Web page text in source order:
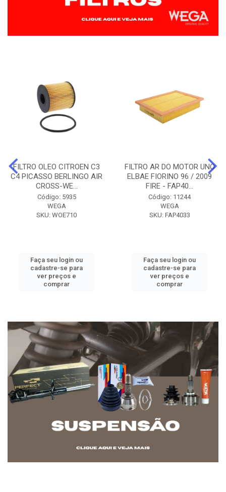
FILTRO OLEO CITROEN C3
C4 PICASSO BERLINGO AIR
CROSS-WE...
Código: 5935
WEGA
SKU: WOE710
Faça seu login ou
cadastre-se para
ver preços e
comprar
FILTRO AR DO MOTOR UNO
ELBAE FIORINO 96 / 2009
FIRE - FAP40...
Código: 11244
WEGA
SKU: FAP4033
Faça seu login ou
cadastre-se para
ver preços e
comprar